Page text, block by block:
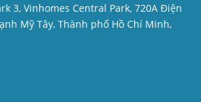
3, Vinhomes Central Park, 720A Điện
Mỹ Tây, Thành phố Hồ Chí Minh,